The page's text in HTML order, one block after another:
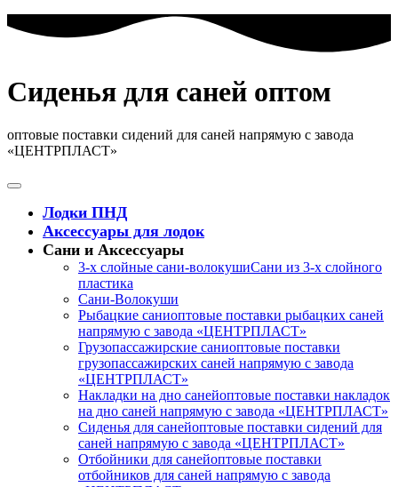
Сиденья для саней оптом
оптовые поставки сидений для саней напрямую с завода
«ЦЕНТРПЛАСТ»
Лодки ПНД
Аксессуары для лодок
Сани и Аксессуары
3-х слойные сани-волокушиСани из 3-х слойного
пластика
Сани-Волокуши
Рыбацкие саниоптовые поставки рыбацких саней
напрямую с завода «ЦЕНТРПЛАСТ»
Грузопассажирские саниоптовые поставки
грузопассажирских саней напрямую с завода
«ЦЕНТРПЛАСТ»
Накладки на дно санейоптовые поставки накладок
на дно саней напрямую с завода «ЦЕНТРПЛАСТ»
Сиденья для санейоптовые поставки сидений для
саней напрямую с завода «ЦЕНТРПЛАСТ»
Отбойники для санейоптовые поставки
отбойников для саней напрямую с завода